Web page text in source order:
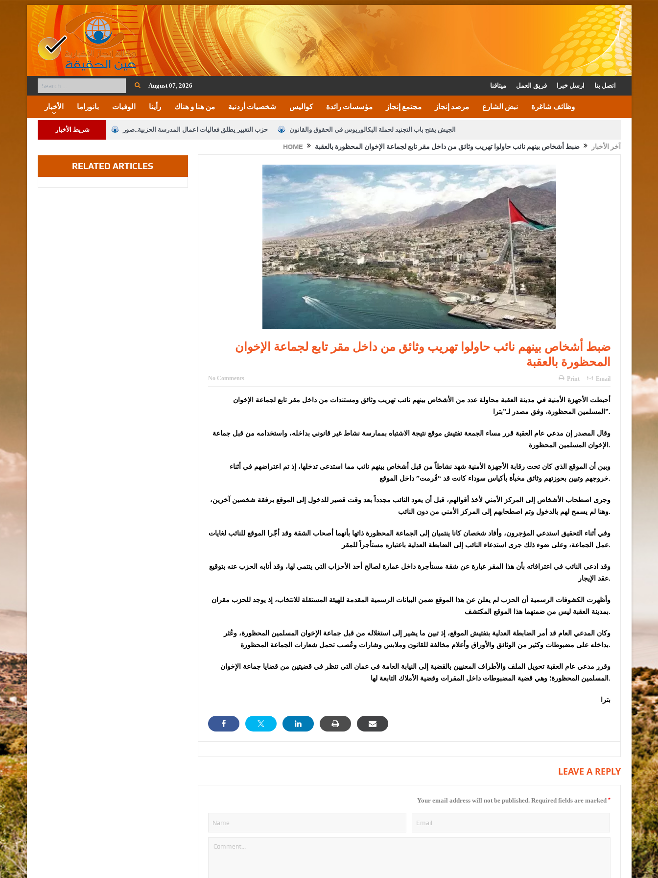
August 07, 2026 ميثاقنا فريق العمل ارسل خبرا اتصل بنا
الأخبار بانوراما الوفيات رأينا من هنا و هناك شخصيات أردنية كواليس مؤسسات رائدة مجتمع إنجاز مرصد إنجاز نبض الشارع وظائف شاغرة
شريط الأخبار حزب التغيير يطلق فعاليات اعمال المدرسة الحزبية..صور الجيش يفتح باب التجنيد لحملة البكالوريوس في الحقوق والقانون
بيان اجتماع عمّان:دعم الوصاية الهاشمية التاريخية على المقدسات الإسلامية والمسيحية الأمن يتلف 16 مليون حبة كبتاجون و1480 كغم مواد مخدرة
النواب يقر مشروع تعديل قانون الملكية العقارية القاضي يلتقي رؤساء تحرير الصحف اليومية ويؤكد حرص مجلس النواب على شراكة فاعلة مع الإعلام
دعوة المكلفين بخدمة العلم (الدفعة الثالثة) إلى مراجعة منصة خدمة العلم الملك يلتقي مجموعة من رفاق السلاح الملك يتلقى اتصالا هاتفيا من العاهل البحريني
القاضي محمود أحمد فريحات.. مبارك ومزيدا من التوفيق
HOME آخر الأخبار ضبط أشخاص بينهم نائب حاولوا تهريب وثائق من داخل مقر تابع لجماعة الإخوان المحظورة بالعقبة
ضبط أشخاص بينهم نائب حاولوا تهريب وثائق من داخل مقر تابع لجماعة الإخوان
المحظورة بالعقبة
No Comments Print Email
أحبطت الأجهزة الأمنية في مدينة العقبة محاولة عدد من الأشخاص بينهم نائب تهريب وثائق ومستندات من داخل مقر تابع لجماعة الإخوان
المسلمين المحظورة، وفق مصدر لـ”بترا”.
وقال المصدر إن مدعي عام العقبة قرر مساء الجمعة تفتيش موقع نتيجة الاشتباه بممارسة نشاط غير قانوني بداخله، واستخدامه من قبل جماعة
الإخوان المسلمين المحظورة.
وبين أن الموقع الذي كان تحت رقابة الأجهزة الأمنية شهد نشاطاً من قبل أشخاص بينهم نائب مما استدعى تدخلها، إذ تم اعتراضهم في أثناء
خروجهم وتبين بحوزتهم وثائق مخبأة بأكياس سوداء كانت قد “فُرمت” داخل الموقع.
وجرى اصطحاب الأشخاص إلى المركز الأمني لأخذ أقوالهم، قبل أن يعود النائب مجدداً بعد وقت قصير للدخول إلى الموقع برفقة شخصين آخرين،
وهنا لم يسمح لهم بالدخول وتم اصطحابهم إلى المركز الأمني من دون النائب.
وفي أثناء التحقيق استدعي المؤجرون، وأفاد شخصان كانا ينتميان إلى الجماعة المحظورة ذاتها بأنهما أصحاب الشقة وقد أجّرا الموقع للنائب لغايات
عمل الجماعة، وعلى ضوء ذلك جرى استدعاء النائب إلى الضابطة العدلية باعتباره مستأجراً للمقر.
وقد ادعى النائب في اعترافاته بأن هذا المقر عبارة عن شقة مستأجرة داخل عمارة لصالح أحد الأحزاب التي ينتمي لها، وقد أنابه الحزب عنه بتوقيع
عقد الإيجار.
وأظهرت الكشوفات الرسمية أن الحزب لم يعلن عن هذا الموقع ضمن البيانات الرسمية المقدمة للهيئة المستقلة للانتخاب، إذ يوجد للحزب مقران
بمدينة العقبة ليس من ضمنهما هذا الموقع المكتشف.
وكان المدعي العام قد أمر الضابطة العدلية بتفتيش الموقع، إذ تبين ما يشير إلى استغلاله من قبل جماعة الإخوان المسلمين المحظورة، وعُثر
بداخله على مضبوطات وكثير من الوثائق والأوراق وأعلام مخالفة للقانون وملابس وشارات وعُصب تحمل شعارات الجماعة المحظورة.
وقرر مدعي عام العقبة تحويل الملف والأطراف المعنيين بالقضية إلى النيابة العامة في عمان التي تنظر في قضيتين من قضايا جماعة الإخوان
المسلمين المحظورة؛ وهي قضية المضبوطات داخل المقرات وقضية الأملاك التابعة لها.
بترا
LEAVE A REPLY
Your email address will not be published. Required fields are marked *
RELATED ARTICLES